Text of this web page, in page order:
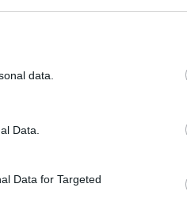
or usage behaviour. You may
data.
Data.
Data for Targeted
La Mancha, José Manuel
este fin de